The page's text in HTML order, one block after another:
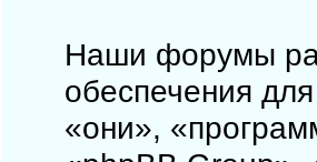
Наши форумы
обеспечения
«они»,